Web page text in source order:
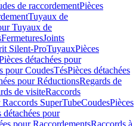
de raccordementPièces
Tuyaux de
Tuyaux de
FermeturesJoints
Silent-ProTuyauxPièces
détachées pour
pour CoudesTésPièces détachées
pour RéductionsRegards de
de visiteRaccords
Raccords SuperTubeCoudesPièces
détachées pour
pour RaccordementsRaccords à